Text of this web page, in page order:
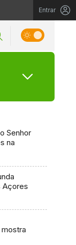
Entrar
Senhor
na
Açores